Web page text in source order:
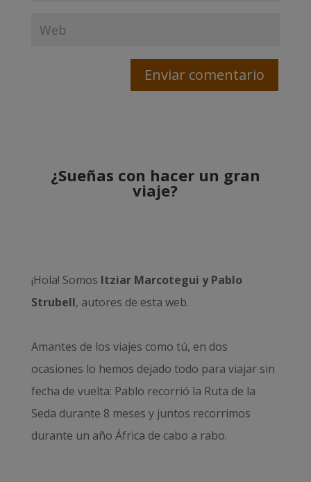
¿Sueñas con hacer un gran
viaje?
¡Hola! Somos Itziar Marcotegui y Pablo
Strubell, autores de esta web.
Amantes de los viajes como tú, en dos
ocasiones lo hemos dejado todo para viajar sin
fecha de vuelta: Pablo recorrió la Ruta de la
Seda durante 8 meses y juntos recorrimos
durante un año África de cabo a rabo.